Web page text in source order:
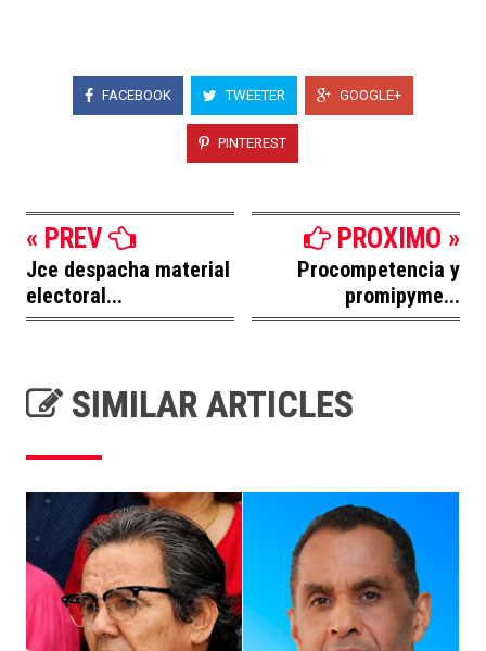
FACEBOOK TWEETER GOOGLE+
PINTEREST
« PREV
Jce despacha material
electoral...
PROXIMO »
Procompetencia y
promipyme...
SIMILAR ARTICLES